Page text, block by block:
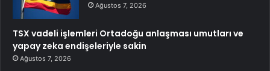
Ağustos 7, 2026
TSX vadeli işlemleri Ortadoğu anlaşması umutları ve
yapay zeka endişeleriyle sakin
Ağustos 7, 2026